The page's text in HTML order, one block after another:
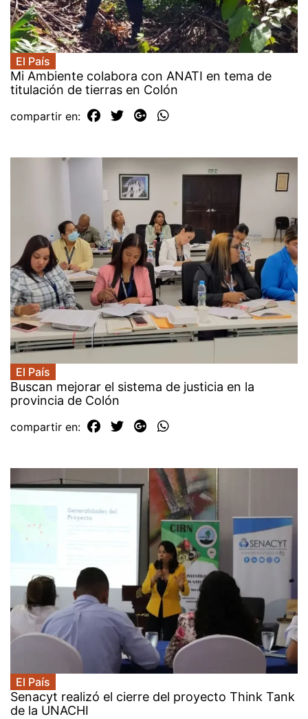
El País
Mi Ambiente colabora con ANATI en tema de
titulación de tierras en Colón
compartir en:
El País
Buscan mejorar el sistema de justicia en la
provincia de Colón
compartir en:
El País
Senacyt realizó el cierre del proyecto Think Tank
de la UNACHI